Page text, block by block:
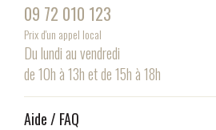
09 72 010 123
Prix d'un appel local
Du lundi au vendredi
de 10h à 13h et de 15h à 18h
Aide / FAQ